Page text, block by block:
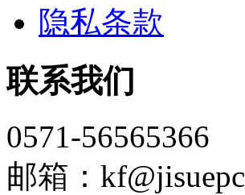
隐私条款
联系我们
0571-56565366
邮箱：